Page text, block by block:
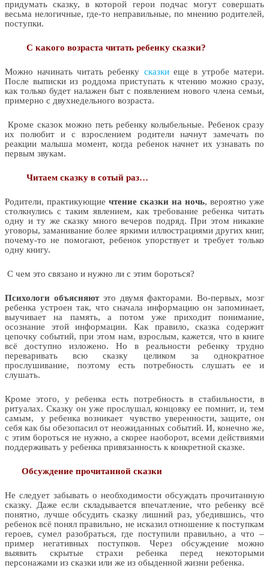
придумать сказку, в которой герои подчас могут совершать
весьма нелогичные, где-то неправильные, по мнению родителей,
поступки.
С какого возраста читать ребенку сказки?
Можно начинать читать ребенку сказкиеще в утробе матери.
После выписки из роддома приступать к чтению можно сразу,
как только будет налажен быт с появлением нового члена семьи,
примерно с двухнедельного возраста.
Кроме сказок можно петь ребенку колыбельные. Ребенок сразу
их полюбит и с взрослением родители начнут замечать по
реакции малыша момент, когда ребенок начнет их узнавать по
первым звукам.
Читаем сказку в сотый раз…
Родители, практикующие чтение сказки на ночь, вероятно уже
столкнулись с таким явлением, как требование ребенка читать
одну и ту же сказку много вечеров подряд. При этом никакие
уговоры, заманивание более яркими иллюстрациями других книг,
почему-то не помогают, ребенок упорствует и требует только
одну книгу.
С чем это связано и нужно ли с этим бороться?
Психологи объясняютэто двумя факторами. Во-первых, мозг
ребенка устроен так, что сначала информацию он запоминает,
выучивает на память, а потом уже приходит понимание,
осознание этой информации. Как правило, сказка содержит
цепочку событий, при этом нам, взрослым, кажется, что в книге
всё доступно изложено. Но в реальности ребенку трудно
переваривать всю сказку целиком за однократное
прослушивание, поэтому есть потребность слушать ее и
слушать.
Кроме этого, у ребенка есть потребность в стабильности, в
ритуалах. Сказку он уже прослушал, концовку ее помнит, и, тем
самым, у ребенка возникает чувство уверенности, защите, он
себя как бы обезопасил от неожиданных событий. И, конечно же,
с этим бороться не нужно, а скорее наоборот, всеми действиями
поддерживать у ребенка привязанность к конкретной сказке.
Обсуждение прочитанной сказки
Не следует забывать о необходимости обсуждать прочитанную
сказку. Даже если складывается впечатление, что ребенку всё
понятно, лучше обсудить сказку лишний раз, убедившись, что
ребенок всё понял правильно, не исказил отношение к поступкам
героев, сумел разобраться, где поступили правильно, а что –
пример негативных поступков. Через обсуждение можно
выявить скрытые страхи ребенка перед некоторыми
персонажами из сказки или же из обыденной жизни ребенка.